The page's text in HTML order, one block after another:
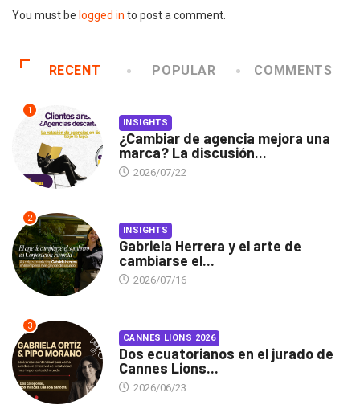
You must be logged in to post a comment.
RECENT POPULAR COMMENTS
1
INSIGHTS
¿Cambiar de agencia mejora una
marca? La discusión...
2026/07/22
2
INSIGHTS
Gabriela Herrera y el arte de
cambiarse el...
2026/07/16
3
CANNES LIONS 2026
Dos ecuatorianos en el jurado de
Cannes Lions...
2026/06/23